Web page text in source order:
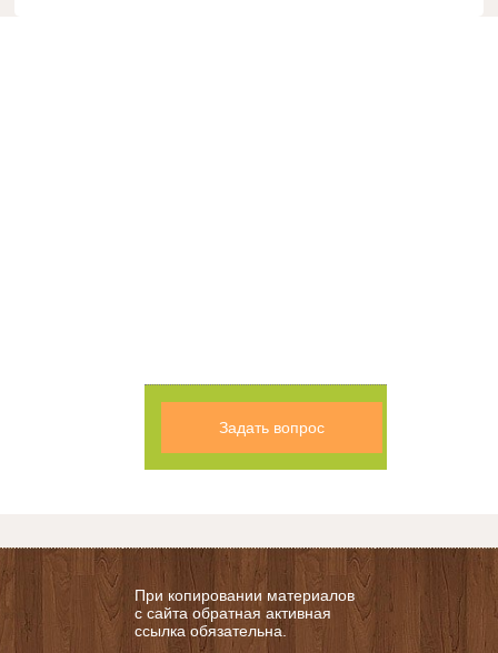
Задать вопрос
При копировании материалов
с сайта обратная активная
ссылка обязательна.